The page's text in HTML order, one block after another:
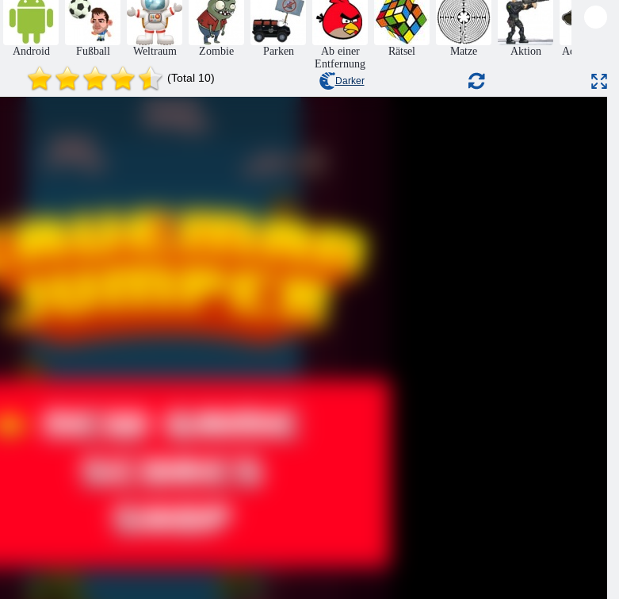
Superspin. io
Extremer
Daumen-Krieg
Messer Hit
Online
Tiger Simulator
3d
Gierig
Kaninchen
Android Fußball Weltraum Zombie Parken
Ab einer
Entfernung
Rätsel Matze Aktion Adventures
(Total 10) Darker